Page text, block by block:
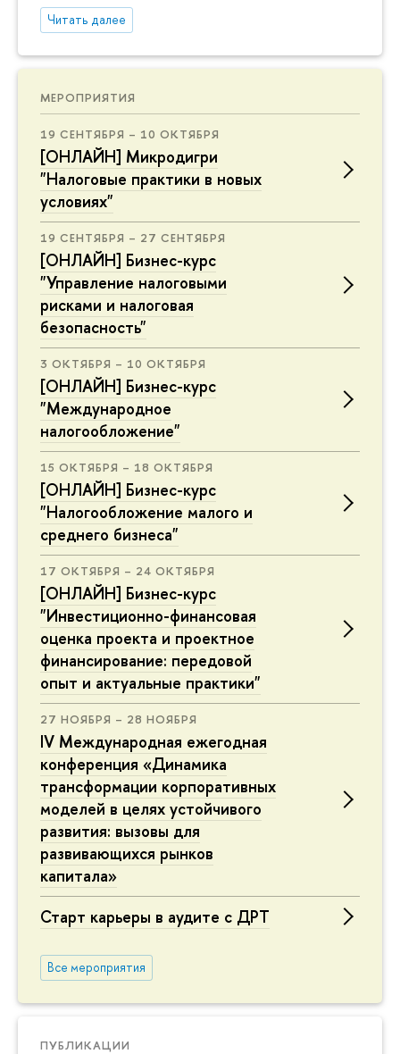
Читать далее
МЕРОПРИЯТИЯ
19 СЕНТЯБРЯ – 10 ОКТЯБРЯ
[ОНЛАЙН] Микродигри
"Налоговые практики в новых
условиях"
19 СЕНТЯБРЯ – 27 СЕНТЯБРЯ
[ОНЛАЙН] Бизнес-курс
"Управление налоговыми
рисками и налоговая
безопасность"
3 ОКТЯБРЯ – 10 ОКТЯБРЯ
[ОНЛАЙН] Бизнес-курс
"Международное
налогообложение"
15 ОКТЯБРЯ – 18 ОКТЯБРЯ
[ОНЛАЙН] Бизнес-курс
"Налогообложение малого и
среднего бизнеса"
17 ОКТЯБРЯ – 24 ОКТЯБРЯ
[ОНЛАЙН] Бизнес-курс
"Инвестиционно-финансовая
оценка проекта и проектное
финансирование: передовой
опыт и актуальные практики"
27 НОЯБРЯ – 28 НОЯБРЯ
IV Международная ежегодная
конференция «Динамика
трансформации корпоративных
моделей в целях устойчивого
развития: вызовы для
развивающихся рынков
капитала»
Старт карьеры в аудите с ДРТ
Все мероприятия
ПУБЛИКАЦИИ